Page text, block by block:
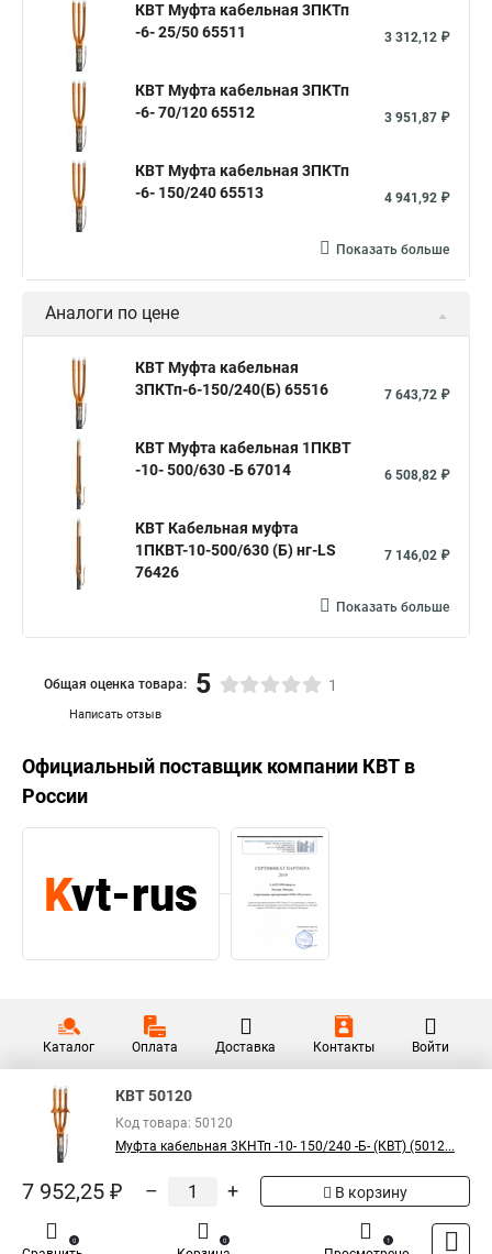
КВТ Муфта кабельная 3ПКТп
-6- 25/50 65511
3 312,12 ₽
КВТ Муфта кабельная 3ПКТп
-6- 70/120 65512
3 951,87 ₽
КВТ Муфта кабельная 3ПКТп
-6- 150/240 65513
4 941,92 ₽
Показать больше
Аналоги по цене
КВТ Муфта кабельная
3ПКТп-6-150/240(Б) 65516
7 643,72 ₽
КВТ Муфта кабельная 1ПКВТ
-10- 500/630 -Б 67014
6 508,82 ₽
КВТ Кабельная муфта
1ПКВТ-10-500/630 (Б) нг-LS
76426
7 146,02 ₽
Показать больше
Написать отзыв
Общая оценка товара: 5 1
Официальный поставщик компании КВТ в
России
Каталог Оплата Доставка Контакты Войти
КВТ 50120
Код товара: 50120
Муфта кабельная 3КНТп -10- 150/240 -Б- (КВТ) (5012...
7 952,25 ₽ – + В корзину
0 0 1